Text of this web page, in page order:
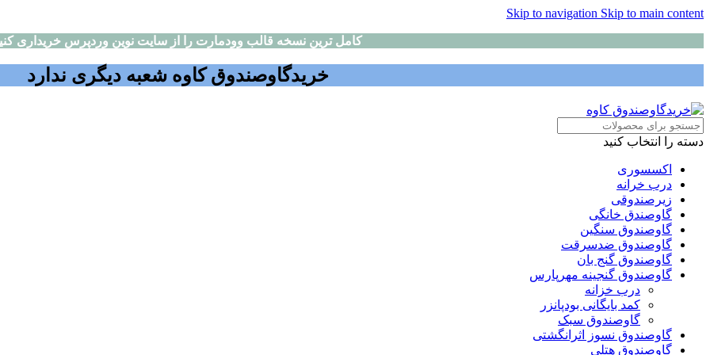
Skip to navigation Skip to main content
کامل ترین نسخه قالب وودمارت را از سایت نوین وردپرس خریداری
خریدگاوصندوق کاوه شعبه دیگری ندارد
دسته را انتخاب کنید
اکسسوری
درب خرانه
زیرصندوقی
گاوصندق خانگی
گاوصندوق سنگین
گاوصندوق ضدسرقت
گاوصندوق گنج بان
گاوصندوق گنجینه مهرپارس
درب خزانه
کمد بایگانی بودپانزر
گاوصندوق سبک
گاوصندوق نسوز اثرانگشتی
گاوصندوق هتلی